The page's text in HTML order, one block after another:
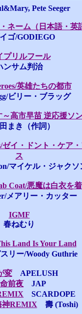
Pete Seeger
ネーム（日本語・英
ゴ/GODIEGO
プリルフール
ンサム判治
英雄たちの都市
ビリー・ブラッグ
高市早苗 逆応援ソ
まき（作詞）
イ・ドント・ケア
ス
マイケル・ジャクソ
Coat/悪魔は白衣を
メアリー・カッター
IGMF
春ねむり
Land Is Your Land
リー/Woody Guthrie
変
APELUSH
前夜
JAP
SCARDOPE
神REMIX 壽 (Toshi)